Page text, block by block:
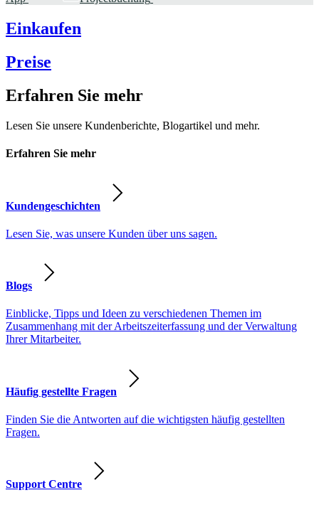
Einkaufen
Preise
Erfahren Sie mehr
Lesen Sie unsere Kundenberichte, Blogartikel und mehr.
Erfahren Sie mehr
Kundengeschichten
Lesen Sie, was unsere Kunden über uns sagen.
Blogs
Einblicke, Tipps und Ideen zu verschiedenen Themen im
Zusammenhang mit der Arbeitszeiterfassung und der Verwaltung
Ihrer Mitarbeiter.
Häufig gestellte Fragen
Finden Sie die Antworten auf die wichtigsten häufig gestellten
Fragen.
Support Centre